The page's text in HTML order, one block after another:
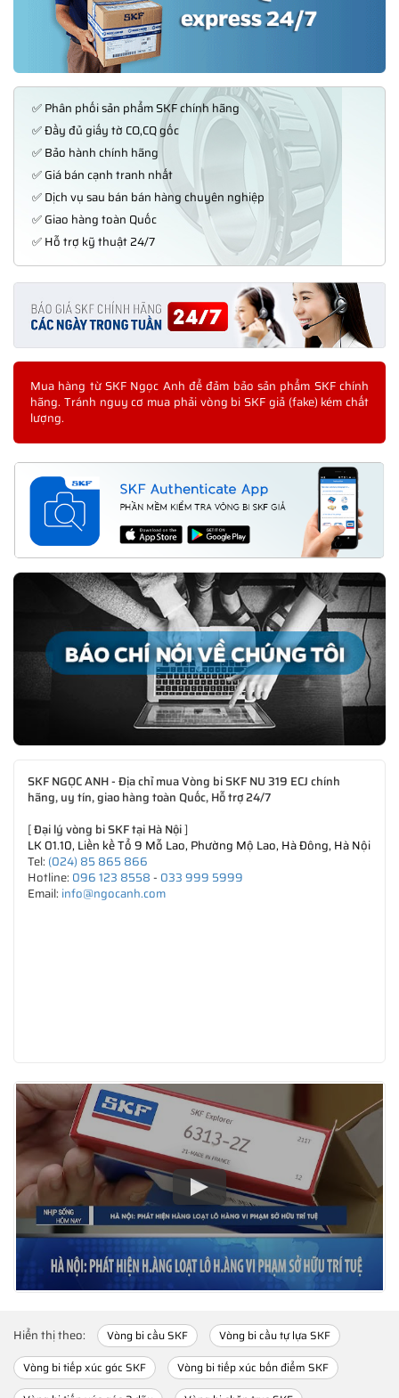
✅ Phân phối sản phẩm SKF chính hãng
✅ Đầy đủ giấy tờ CO,CQ gốc
✅ Bảo hành chính hãng
✅ Giá bán cạnh tranh nhất
✅ Dịch vụ sau bán bán hàng chuyên nghiệp
✅ Giao hàng toàn Quốc
✅ Hỗ trợ kỹ thuật 24/7
Mua hàng từ SKF Ngọc Anh để đảm bảo sản phẩm SKF chính
hãng. Tránh nguy cơ mua phải vòng bi SKF giả (fake) kém chất
lượng.
SKF NGỌC ANH - Địa chỉ mua Vòng bi SKF NU 319 ECJ chính
hãng, uy tín, giao hàng toàn Quốc, Hỗ trợ 24/7
[Đại lý vòng bi SKF tại Hà Nội]
LK 01.10, Liền kề Tổ 9 Mỗ Lao, Phường Mộ Lao, Hà Đông, Hà Nội
Tel: (024) 85 865 866
Hotline: 096 123 8558- 033 999 5999
Email: info@ngocanh.com
Hiển thị theo: Vòng bi cầu SKF
Vòng bi cầu tự lựa SKF
Vòng bi tiếp xúc góc SKF
Vòng bi tiếp xúc bốn điểm SKF